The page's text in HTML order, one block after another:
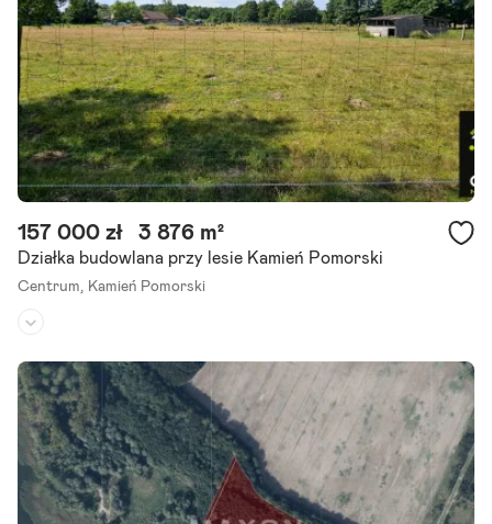
Szczegóły ogłoszenia
Działka budowlana przy lesie Kamień Pomorski
Centrum, Kamień Pomorski
157 000 zł 3 876 m²
Dojazd:droga asfaltowa
Kształt:prostokąt
Na sprzedaż działka budowlana położona w malowniczej miejscowo
ści, 8 minuj jazdy autem od centrum Kamienia Pomorskiego. W bez
pośrednim sąsiedztwie znajdują się domy jednorodzinne oraz.